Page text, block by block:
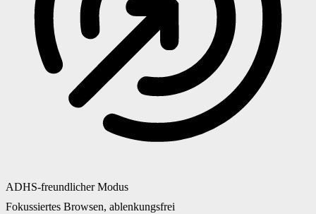
ADHS-freundlicher Modus
Fokussiertes Browsen, ablenkungsfrei